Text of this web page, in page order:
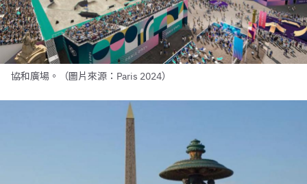
協和廣場。（圖片來源：Paris 2024）